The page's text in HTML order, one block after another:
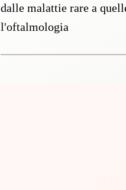
dalle malattie rare a
l'oftalmologia